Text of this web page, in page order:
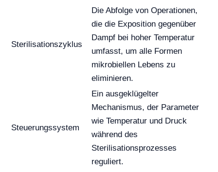
Sterilisationszyklus
Die Abfolge von Operationen,
die die Exposition gegenüber
Dampf bei hoher Temperatur
umfasst, um alle Formen
mikrobiellen Lebens zu
eliminieren.
Steuerungssystem
Ein ausgeklügelter
Mechanismus, der Parameter
wie Temperatur und Druck
während des
Sterilisationsprozesses
reguliert.